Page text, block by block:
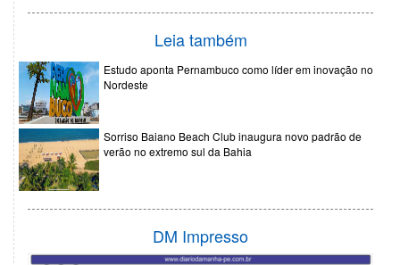
Leia também
Estudo aponta Pernambuco como líder em inovação no
Nordeste
Sorriso Baiano Beach Club inaugura novo padrão de
verão no extremo sul da Bahia
DM Impresso